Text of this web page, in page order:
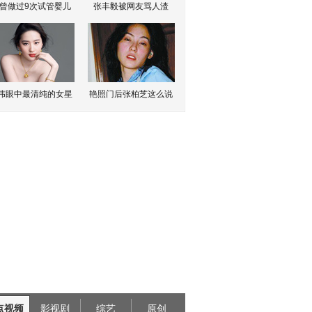
做过9次试管婴儿 张丰毅被网友骂人渣
眼中最清纯的女星 艳照门后张柏芝这么说
视频 影视剧 综艺 原创